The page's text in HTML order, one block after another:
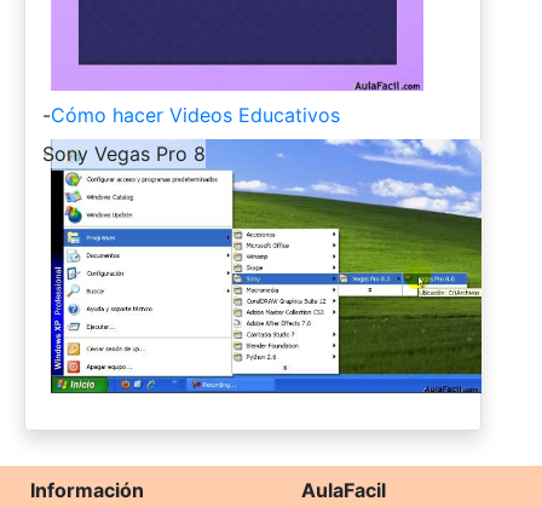
-Cómo hacer Videos Educativos
-
Sony Vegas Pro 8
Información AulaFacil